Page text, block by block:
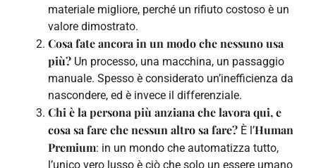
materiale migliore, perché un rifiuto costoso è un
valore dimostrato.
Cosa fate ancora in un modo che nessuno usa
più? Un processo, una macchina, un passaggio
manuale. Spesso è considerato un’inefficienza da
nascondere, ed è invece il differenziale.
Chi è la persona più anziana che lavora qui, e
cosa sa fare che nessun altro sa fare? È l’Human
Premium: in un mondo che automatizza tutto,
l’unico vero lusso è ciò che solo un essere umano